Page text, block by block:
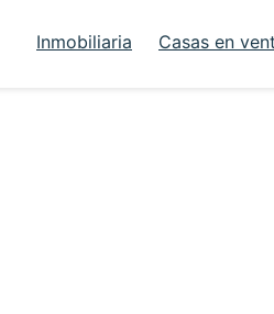
Inmobiliaria Casas en